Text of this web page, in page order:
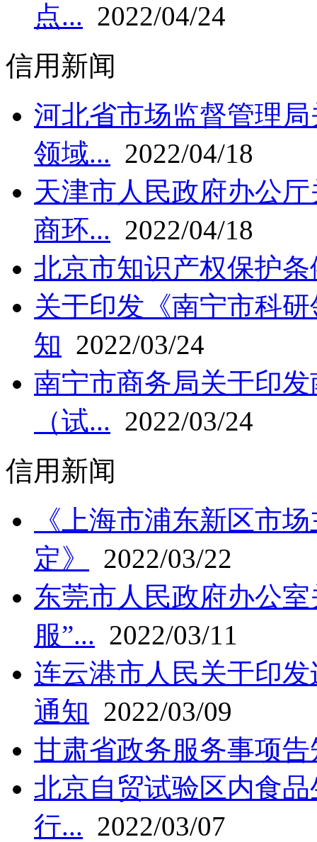
点... 2022/04/24
信用新闻
河北省市场监督管理
领域... 2022/04/18
天津市人民政府办公
商环... 2022/04/18
北京市知识产权保护条
关于印发《南宁市科
知 2022/03/24
南宁市商务局关于印
（试... 2022/03/24
信用新闻
《上海市浦东新区市
定》
2022/03/22
东莞市人民政府办公
服”... 2022/03/11
连云港市人民关于印
通知 2022/03/09
甘肃省政务服务事项
北京自贸试验区内食
行... 2022/03/07